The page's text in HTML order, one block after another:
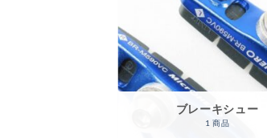
ブレーキシュー
1 商品